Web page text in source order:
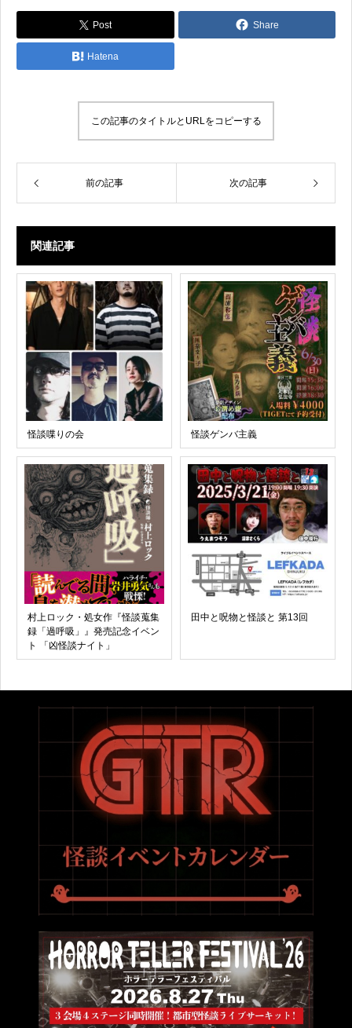
Post Share
Hatena
この記事のタイトルとURLをコピーする
前の記事 次の記事
関連記事
怪談喋りの会 怪談ゲンバ主義
村上ロック・処女作『怪談蒐集
録「過呼吸」』発売記念イベン
ト 「凶怪談ナイト」
田中と呪物と怪談と 第13回